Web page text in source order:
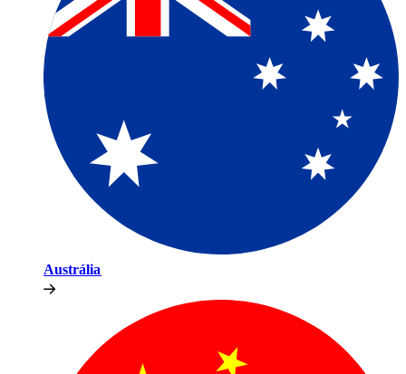
Austrália​​